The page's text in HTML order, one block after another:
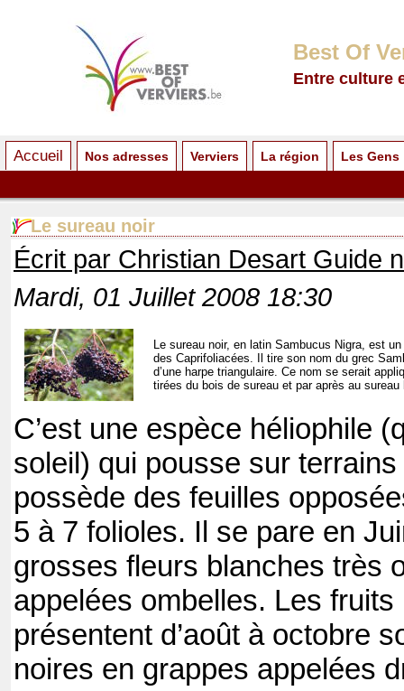
Best Of
Entre culture
Accueil Nos adresses Verviers La région Les Gens
Le sureau noir
Écrit par Christian Desart Guide
Mardi, 01 Juillet 2008 18:30
Le sureau noir, en latin Sambucus Nigra, est
des Caprifoliacées. Il tire son nom du grec
d’une harpe triangulaire. Ce nom se serait
tirées du bois de sureau et par après au sureau
C’est une espèce héliophile
soleil) qui pousse sur
possède des feuilles
5 à 7 folioles. Il se pare en
grosses fleurs blanches très
appelées ombelles. Les fruits
présentent d’août à octobre
noires en grappes appelées